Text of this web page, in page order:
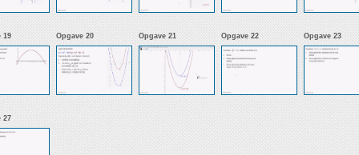
19 Opgave 20 Opgave 21 Opgave 22 Opgave 23
27